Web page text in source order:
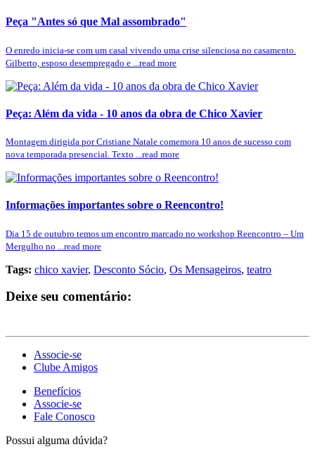
Peça "Antes só que Mal assombrado"
O enredo inicia-se com um casal vivendo uma crise silenciosa no casamento.
Gilberto, esposo desempregado e ...read more
Peça: Além da vida - 10 anos da obra de Chico Xavier
Montagem dirigida por Cristiane Natale comemora 10 anos de sucesso com
nova temporada presencial. Texto ...read more
Informações importantes sobre o Reencontro!
Dia 15 de outubro temos um encontro marcado no workshop Reencontro – Um
Mergulho no ...read more
Tags: chico xavier, Desconto Sócio, Os Mensageiros, teatro
Deixe seu comentário:
Associe-se
Clube Amigos
Benefícios
Associe-se
Fale Conosco
Possui alguma dúvida?